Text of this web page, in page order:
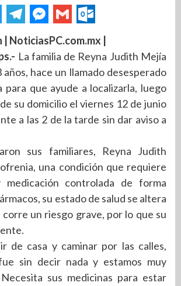
NoticiasPC.com.mx |
La familia de Reyna Judith Mejía
años, hace un llamado desesperado
para que ayude a localizarla, luego
su domicilio el viernes 12 de junio
a las 2 de la tarde sin dar aviso a
sus familiares, Reyna Judith
una condición que requiere
controlada de forma
su estado de salud se altera
un riesgo grave, por lo que su
de casa y caminar por las calles,
sin decir nada y estamos muy
sus medicinas para estar